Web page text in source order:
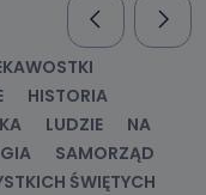
HISTORIA
LUDZIE
NA
SAMORZĄD
ŚWIĘTYCH